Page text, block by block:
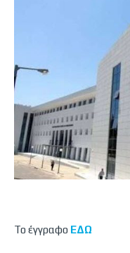
Το έγγραφο ΕΔΩ